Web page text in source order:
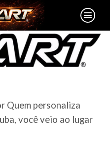
Quem personaliza
você veio ao lugar